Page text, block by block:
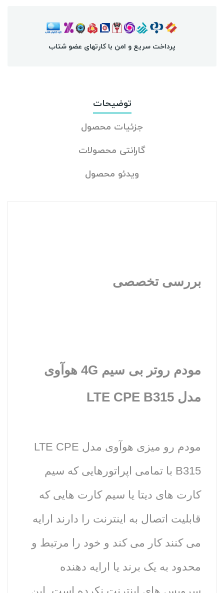
پرداخت سریع و امن با کارتهای عضو شتاب
توضیحات
جزئیات محصول
گارانتی محصولات
ویدئو محصول
بررسی تخصصی
مودم روتر بی سیم 4G هوآوی
مدل LTE CPE B315
مودم رو میزی هوآوی مدل LTE CPE
B315 با تمامی اپراتورهایی که سیم
کارت های دیتا یا سیم کارت هایی که
قابلیت اتصال به اینترنت را دارند ارایه
می کنند کار می کند و خود را مرتبط و
محدود به یک برند یا ارایه دهنده